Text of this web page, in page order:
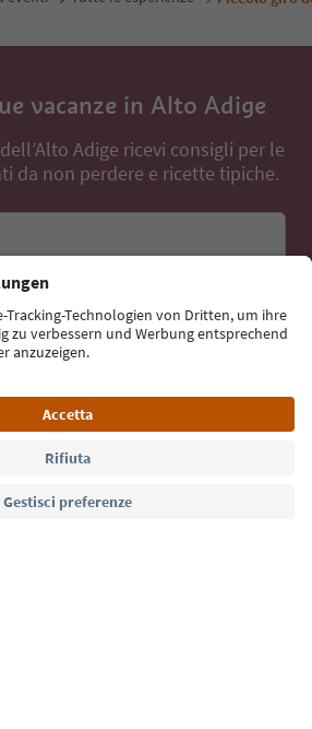
vacanze in Alto Adige
Adige ricevi consigli per le
da non perdere e ricette tipiche.
alla newsletter